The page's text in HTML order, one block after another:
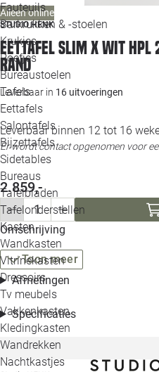
Fauteuils
Barkrukken & -stoelen
Krukjes
Poefjes
Bureaustoelen
Tafels
Eettafels
Salontafels
Bijzettafels
Sidetables
Bureaus
Tafelbladen
Tafelonderstellen
Kasten
Wandkasten
Vitrinekasten
Dressoirs
Tv meubels
Vakkenkasten
Kledingkasten
Wandrekken
Nachtkastjes
Alleen online
STUDIO HENK
Eettafel Slim X wit HPL
rand
Leverbaar in 16 uitvoeringen
Leverbaar binnen 12 tot 16
Er wordt contact opgenomen voor
2.859,-
Omschrijving
Toon meer
Afmetingen
Specificaties